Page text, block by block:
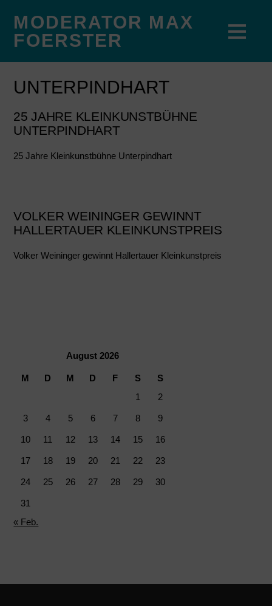
MODERATOR MAX
FOERSTER
UNTERPINDHART
25 JAHRE KLEINKUNSTBÜHNE
UNTERPINDHART
25 Jahre Kleinkunstbühne Unterpindhart
VOLKER WEININGER GEWINNT
HALLERTAUER KLEINKUNSTPREIS
Volker Weininger gewinnt Hallertauer Kleinkunstpreis
August 2026
M D M D F S
S
1
2
3 4 5 6 7 8 9
10 11 12 13 14 15 16
17 18 19 20 21 22 23
24 25 26 27 28 29 30
31
« Feb.